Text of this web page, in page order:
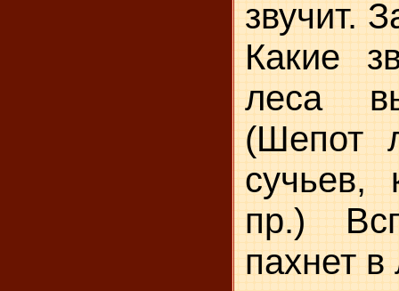
звучит.
Какие
леса
(Шепот
сучьев,
пр.)
пахнет в